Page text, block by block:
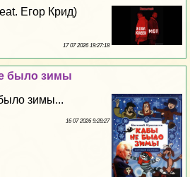
Егор Крид)
17 07 2026 19:27:18
было зимы
зимы...
16 07 2026 9:28:27